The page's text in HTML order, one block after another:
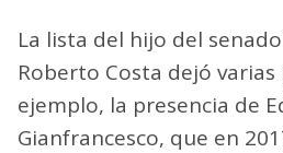
La lista del hijo del
Roberto Costa dejó
ejemplo, la presencia de
Gianfrancesco, que en